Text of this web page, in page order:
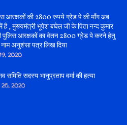
आरक्षकों की 2800 रुपये ग्रेड पे की माँग अब
में है , मुख्यमंत्री भूपेश बघेल जी के पिता नन्द कुमार
पुलिस आरक्षकों का वेतन 2800 ग्रेड पे करने हेतु
अनुशंसा पत्र लिख दिया
19, 2020
समिति सदस्य भानुप्रताप वर्मा की हत्या
26, 2020